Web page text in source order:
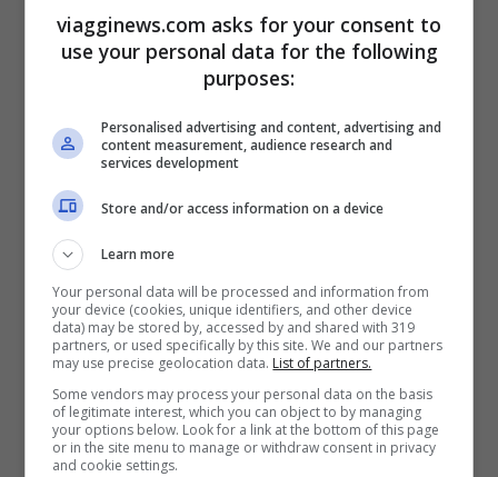
Comune di Manciano, in provincia di
Grosseto.
Bagno di Romagna
viagginews.com asks for your consent to
use your personal data for the following
purposes:
Personalised advertising and content, advertising and
content measurement, audience research and
services development
Store and/or access information on a device
Learn more
Your personal data will be processed and information from
your device (cookies, unique identifiers, and other device
data) may be stored by, accessed by and shared with 319
partners, or used specifically by this site. We and our partners
may use precise geolocation data. List of partners.
Some vendors may process your personal data on the basis
of legitimate interest, which you can object to by managing
your options below. Look for a link at the bottom of this page
or in the site menu to manage or withdraw consent in privacy
and cookie settings.